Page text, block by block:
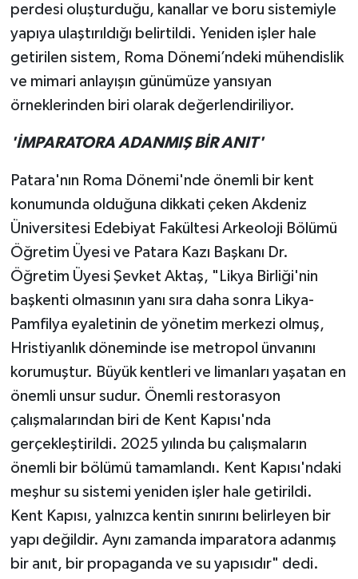
perdesi oluşturduğu, kanallar ve boru sistemiyle
yapıya ulaştırıldığı belirtildi. Yeniden işler hale
getirilen sistem, Roma Dönemi’ndeki mühendislik
ve mimari anlayışın günümüze yansıyan
örneklerinden biri olarak değerlendiriliyor.
'İMPARATORA ADANMIŞ BİR ANIT'
Patara'nın Roma Dönemi'nde önemli bir kent
konumunda olduğuna dikkati çeken Akdeniz
Üniversitesi Edebiyat Fakültesi Arkeoloji Bölümü
Öğretim Üyesi ve Patara Kazı Başkanı Dr.
Öğretim Üyesi Şevket Aktaş, "Likya Birliği'nin
başkenti olmasının yanı sıra daha sonra Likya-
Pamfilya eyaletinin de yönetim merkezi olmuş,
Hristiyanlık döneminde ise metropol ünvanını
korumuştur. Büyük kentleri ve limanları yaşatan en
önemli unsur sudur. Önemli restorasyon
çalışmalarından biri de Kent Kapısı'nda
gerçekleştirildi. 2025 yılında bu çalışmaların
önemli bir bölümü tamamlandı. Kent Kapısı'ndaki
meşhur su sistemi yeniden işler hale getirildi.
Kent Kapısı, yalnızca kentin sınırını belirleyen bir
yapı değildir. Aynı zamanda imparatora adanmış
bir anıt, bir propaganda ve su yapısıdır" dedi.